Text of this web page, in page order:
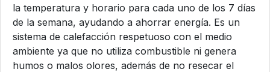
la temperatura y horario para cada uno de los 7 días
de la semana, ayudando a ahorrar energía. Es un
sistema de calefacción respetuoso con el medio
ambiente ya que no utiliza combustible ni genera
humos o malos olores, además de no resecar el